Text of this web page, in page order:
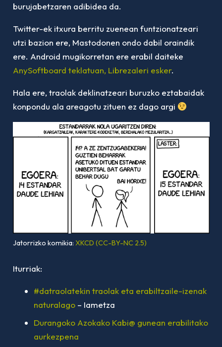
burujabetzaren adibidea da.
Twitter-ek itxura berritu zuenean funtzionatzeari
utzi bazion ere, Mastodonen ondo dabil oraindik
ere. Android mugikorretan ere erabil daiteke
AnySoftboard teklatuan, Librezaleri esker.
Hala ere, traolak deklinatzeari buruzko eztabaidak
konpondu ala areagotu zituen ez dago argi
Jatorrizko komikia: XKCD (CC-BY-NC 2.5)
Iturriak:
#datraolatekin traolak eta erabiltzaile-izenak
naturalago – Iametza
Durangoko Azokako Kabi@ gunean erabilitako
aurkezpena